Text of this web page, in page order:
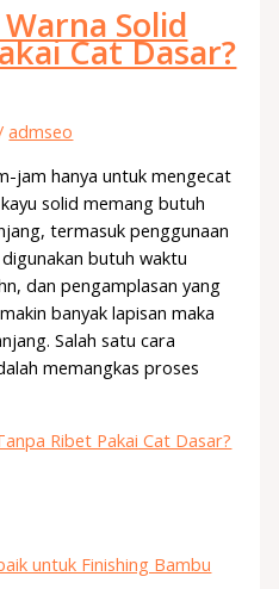
Solid
Cat Dasar?
admseo
jam hanya untuk mengecat
solid memang butuh
termasuk penggunaan
butuh waktu
dan pengamplasan yang
banyak lapisan maka
Salah satu cara
memangkas proses
Ribet Pakai Cat Dasar?